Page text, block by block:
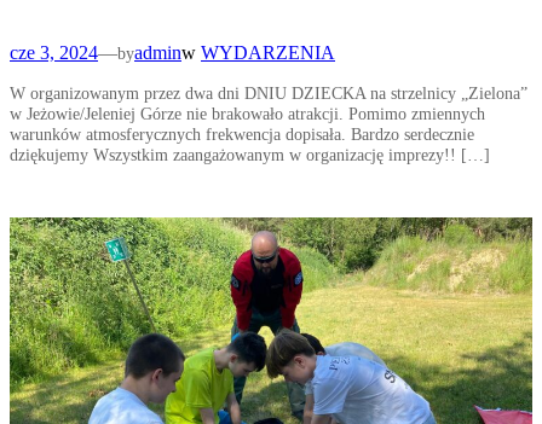
cze 3, 2024—byadminw WYDARZENIA
W organizowanym przez dwa dni DNIU DZIECKA na strzelnicy „Zielona”
w Jeżowie/Jeleniej Górze nie brakowało atrakcji. Pomimo zmiennych
warunków atmosferycznych frekwencja dopisała. Bardzo serdecznie
dziękujemy Wszystkim zaangażowanym w organizację imprezy!! […]